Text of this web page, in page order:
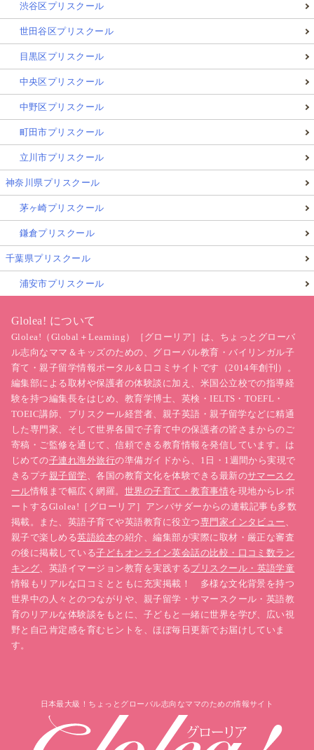
渋谷区プリスクール
世田谷区プリスクール
目黒区プリスクール
中央区プリスクール
中野区プリスクール
町田市プリスクール
立川市プリスクール
神奈川県プリスクール
茅ヶ崎プリスクール
鎌倉プリスクール
千葉県プリスクール
浦安市プリスクール
Glolea! について
Glolea!（Global＋Learning）［グローリア］は、ちょっとグローバ
ル志向なママ＆キッズのための、グローバル教育・バイリンガル子
育て・親子留学情報ポータル＆口コミサイトです（2014年創刊）。
編集部による取材や保護者の体験談に加え、米国公立校での指導経
験を持つ編集長をはじめ、教育学博士、英検・IELTS・TOEFL・
TOEIC講師、プリスクール経営者、親子英語・親子留学などに精通
した専門家、そして世界各国で子育て中の保護者の皆さまからのご
寄稿・ご監修を通じて、信頼できる教育情報を発信しています。は
じめての子連れ海外旅行の準備ガイドから、1日・1週間から実現で
きるプチ親子留学、各国の教育文化を体験できる最新のサマースク
ール情報まで幅広く網羅。 世界の子育て・教育事情を現地からレポ
ートするGlolea!［グローリア］アンバサダーからの連載記事も多数
掲載。また、英語子育てや英語教育に役立つ専門家インタビュー 、
親子で楽しめる英語絵本の紹介、編集部が実際に取材・厳正な審査
の後に掲載している子どもオンライン英会話の比較・口コミ数ラン
キング、英語イマージョン教育を実践するプリスクール・英語学童
情報もリアルな口コミとともに充実掲載！ 多様な文化背景を持つ
世界中の人々とのつながりや、親子留学・サマースクール・英語教
育のリアルな体験談をもとに、子どもと一緒に世界を学び、広い視
野と自己肯定感を育むヒントを、ほぼ毎日更新でお届けしていま
す。
日本最大級！ちょっとグローバル志向なママのための情報サイト